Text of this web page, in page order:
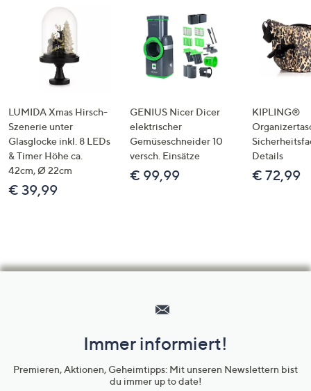
LUMIDA Xmas Hirsch-
Szenerie unter
Glasglocke inkl. 8 LEDs
& Timer Höhe ca.
42cm, Ø 22cm
€ 39,99
GENIUS Nicer Dicer
elektrischer
Gemüseschneider 10
versch. Einsätze
€ 99,99
KIPLING®
Details
€ 72,99
Unternehmensinformationen
Immer informiert!
Premieren, Aktionen, Geheimtipps: Mit unseren Newslettern bist
du immer up to date!